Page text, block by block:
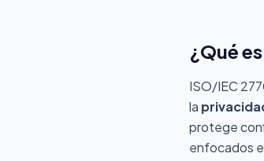
¿Qué
ISO/IEC
la
protege
enfocados